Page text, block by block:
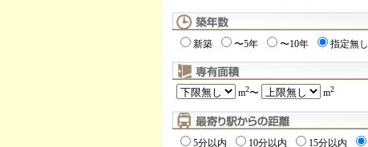
新築 〜5年 〜10年 指定無し
m2〜 m2
5分以内 10分以内 15分以内